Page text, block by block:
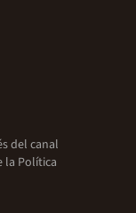
del canal
la Política